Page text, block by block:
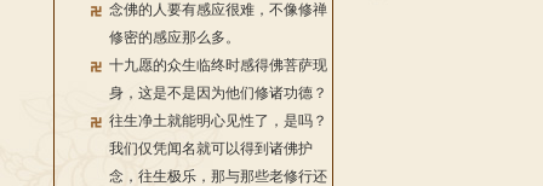
念佛的人要有感应很难，不像修禅
修密的感应那么多。
十九愿的众生临终时感得佛菩萨现
身，这是不是因为他们修诸功德？
往生净土就能明心见性了，是吗？
我们仅凭闻名就可以得到诸佛护
念，往生极乐，那与那些老修行还